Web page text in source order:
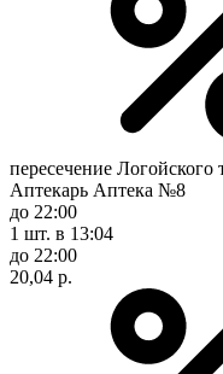
пересечение
Аптекарь Аптека №8
до 22:00
1 шт. в 13:04
до 22:00
20,04 р.